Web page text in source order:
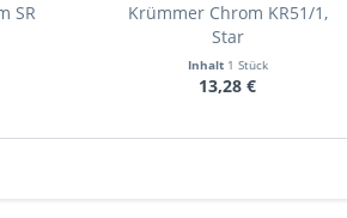
SR
Krümmer Chrom KR51/1,
Star
Inhalt 1 Stück
13,28 €